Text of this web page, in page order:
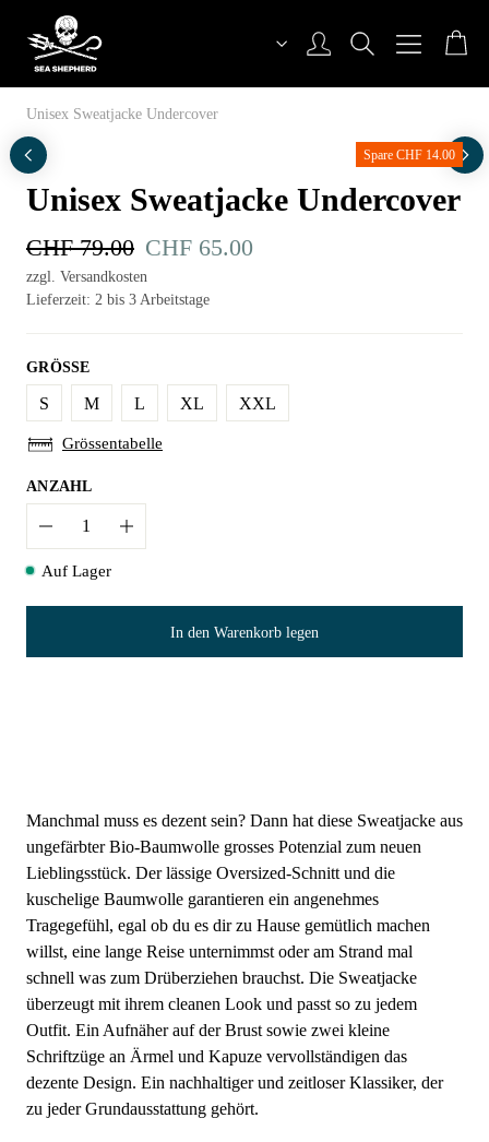
Inhalt
Sea Shepherd Switzerland
Unisex Sweatjacke Undercover
Spare CHF 14.00
Unisex Sweatjacke Undercover
CHF79.00 Ursprünglicher
Preis
war:
CHF 65.00
zzgl. Versandkosten
Lieferzeit: 2 bis 3 Arbeitstage
GRÖSSE
S M L XL XXL
Grössentabelle
ANZAHL
Anzahl
Auf Lager
In den Warenkorb legen
Manchmal muss es dezent sein? Dann hat diese Sweatjacke aus
ungefärbter Bio-Baumwolle grosses Potenzial zum neuen
Lieblingsstück. Der lässige Oversized-Schnitt und die
kuschelige Baumwolle garantieren ein angenehmes
Tragegefühl, egal ob du es dir zu Hause gemütlich machen
willst, eine lange Reise unternimmst oder am Strand mal
schnell was zum Drüberziehen brauchst. Die Sweatjacke
überzeugt mit ihrem cleanen Look und passt so zu jedem
Outfit. Ein Aufnäher auf der Brust sowie zwei kleine
Schriftzüge an Ärmel und Kapuze vervollständigen das
dezente Design. Ein nachhaltiger und zeitloser Klassiker, der
zu jeder Grundausstattung gehört.